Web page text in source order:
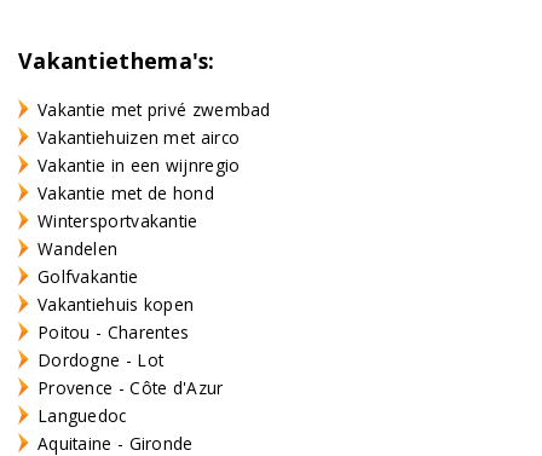
Vakantiethema's:
Vakantie met privé zwembad
Vakantiehuizen met airco
Vakantie in een wijnregio
Vakantie met de hond
Wintersportvakantie
Wandelen
Golfvakantie
Vakantiehuis kopen
Poitou - Charentes
Dordogne - Lot
Provence - Côte d'Azur
Languedoc
Aquitaine - Gironde